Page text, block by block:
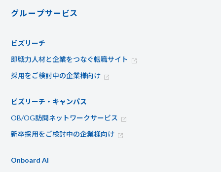
グループサービス
ビズリーチ
即戦力人材と企業をつなぐ転職サイト
採用をご検討中の企業様向け
ビズリーチ・キャンパス
OB/OG訪問ネットワークサービス
新卒採用をご検討中の企業様向け
Onboard AI